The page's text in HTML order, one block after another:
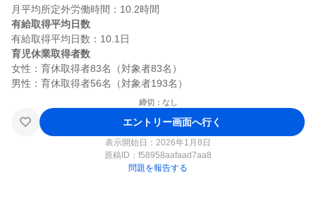
有給取得平均日数
育児休業取得者数
女性：育休取得者83名（対象者83名）
締切：なし
エントリー画面へ行く
表示開始日：2026年1月8日
原稿ID： f58958aafaad7aa8
問題を報告する